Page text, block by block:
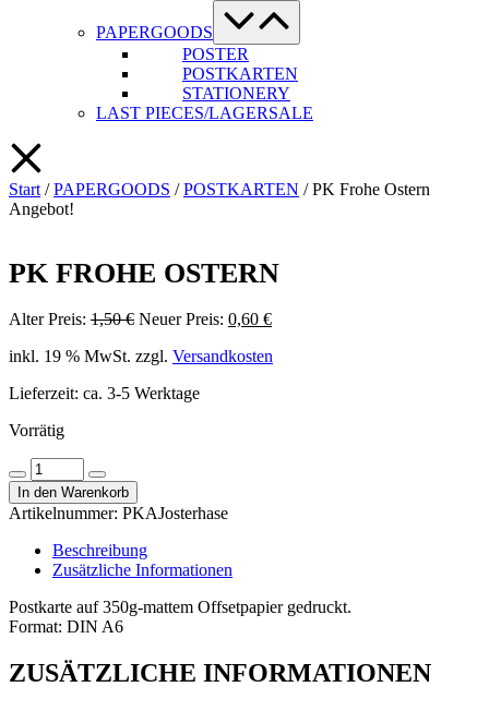
PAPERGOODS
Menü-
Schalter
POSTER
POSTKARTEN
STATIONERY
LAST PIECES/LAGERSALE
Start /PAPERGOODS /POSTKARTEN / PK Frohe Ostern
Angebot!
PK FROHE OSTERN
Alter Preis: 1,50€ Ursprünglicher
war:
Neuer Preis: 0,60 €Aktueller
ist:
inkl. 19 % MwSt. zzgl. Versandkosten
Lieferzeit: ca. 3-5 Werktage
Vorrätig
Menge
verringern
PK
Frohe
Ostern
Menge
Menge
erhöhen
In den Warenkorb
Artikelnummer: PKAJosterhase
Beschreibung
Zusätzliche Informationen
Postkarte auf 350g-mattem Offsetpapier gedruckt.
Format: DIN A6
ZUSÄTZLICHE INFORMATIONEN